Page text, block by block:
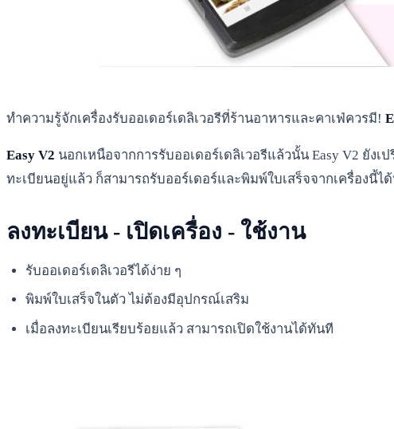
ทำความรู้จักเครื่องรับออเดอร์เดลิเวอรีที่ร้านอาหารและคาเฟ่ควรมี!
Easy V2 นอกเหนือจากการรับออเดอร์เดลิเวอรีแล้วนั้น Easy V2 ยัง
ทะเบียนอยู่แล้ว ก็สามารถรับออร์เดอร์และพิมพ์ใบเสร็จจากเครื่องนี้ไ
ลงทะเบียน - เปิดเครื่อง - ใช้งาน
รับออเดอร์เดลิเวอรีได้ง่าย ๆ
พิมพ์ใบเสร็จในตัว ไม่ต้องมีอุปกรณ์เสริม
เมื่อลงทะเบียนเรียบร้อยแล้ว สามารถเปิดใช้งานได้ทันที